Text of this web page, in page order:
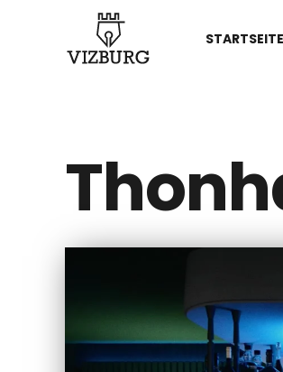
STARTSEITE